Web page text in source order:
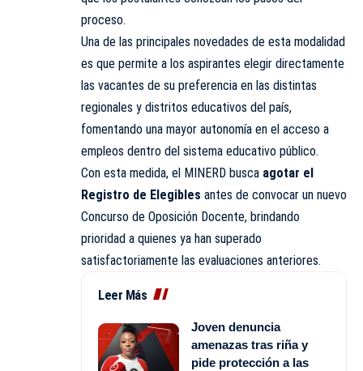
proceso.
Una de las principales novedades de esta modalidad
es que permite a los aspirantes elegir directamente
las vacantes de su preferencia en las distintas
regionales y distritos educativos del país,
fomentando una mayor autonomía en el acceso a
empleos dentro del sistema educativo público.
Con esta medida, el MINERD busca agotar el
Registro de Elegibles antes de convocar un nuevo
Concurso de Oposición Docente, brindando
prioridad a quienes ya han superado
satisfactoriamente las evaluaciones anteriores.
Leer Más
Joven denuncia
amenazas tras riña y
pide protección a las